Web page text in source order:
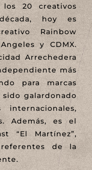
20 creativos
hoy es
Rainbow
y CDMX.
Arrechedera
más
para marcas
sido galardonado
Además, es el
“El Martínez”,
de la